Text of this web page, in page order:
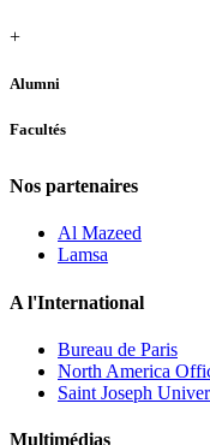
+
Alumni
Facultés
Nos partenaires
Al Mazeed
Lamsa
A l'International
Bureau de Paris
North America
Saint Joseph
Multimédias